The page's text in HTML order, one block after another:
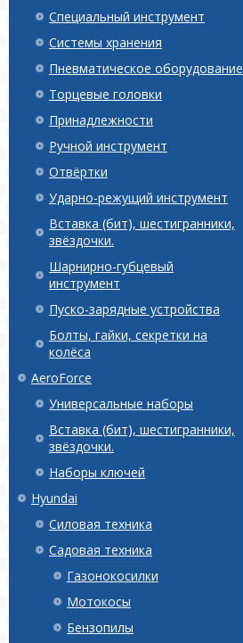
Специальный инструмент
Системы хранения
Пневматическое оборудование
Торцевые головки
Принадлежности
Ручной инструмент
Отвёртки
Ударно-режущий инструмент
Вставка (бит), шестигранники,
звёздочки.
Шарнирно-губцевый
инструмент
Пуско-зарядные устройства
Болты, гайки, секретки на
колёса
AeroForce
Универсальные наборы
Вставка (бит), шестигранники,
звёздочки.
Наборы ключей
Hyundai
Силовая техника
Садовая техника
Газонокосилки
Мотокосы
Бензопилы